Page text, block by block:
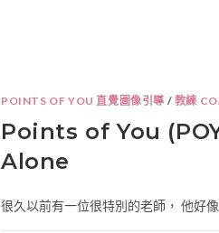
POINTS OF YOU 直覺圖像引導 / 教練
Points of You
Alone
很久以前有一位很特別的老師， 他好